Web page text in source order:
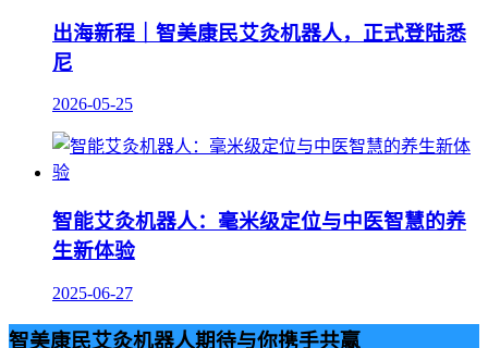
出海新程｜智美康民艾灸机器人，正式登陆悉
尼
2026-05-25
智能艾灸机器人：毫米级定位与中医智慧的养
生新体验
2025-06-27
智美康民艾灸机器人期待与你携手共赢